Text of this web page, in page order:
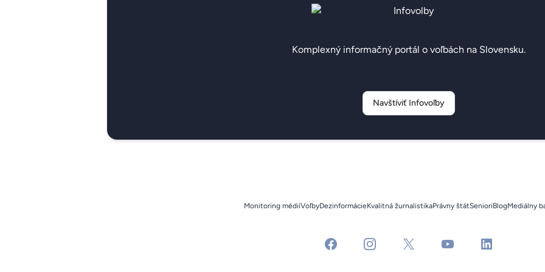
Komplexný informačný portál o voľbách na Slovensku.
Navštíviť Infovoľby
Monitoring médiíVoľbyDezinformácieKvalitná žurnalistikaPrávny štátSenioriBlogMediálny
facebook instagramx youtube linkedin